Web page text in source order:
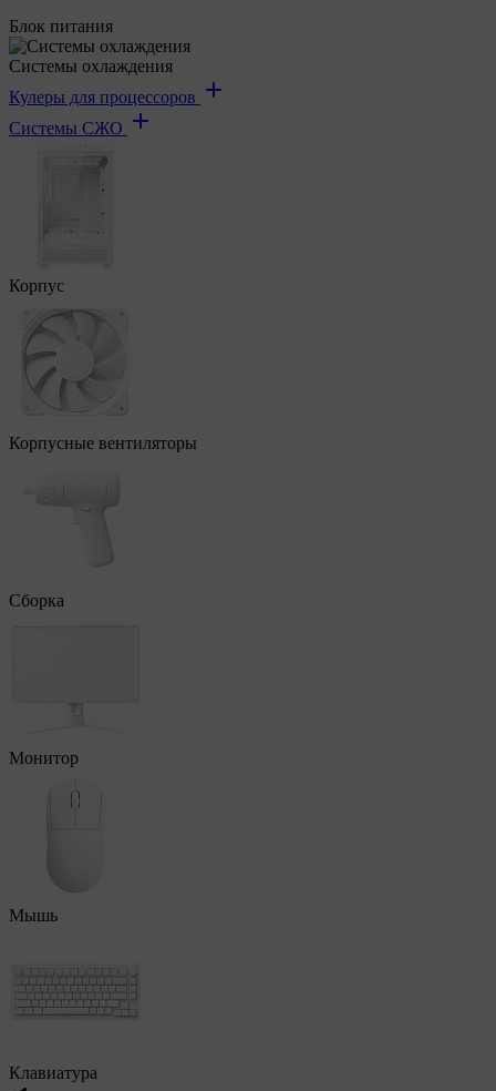
Блок питания
Системы охлаждения
Кулеры для процессоров
Системы СЖО
Корпус
Корпусные вентиляторы
Сборка
Монитор
Мышь
Клавиатура